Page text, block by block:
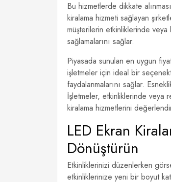
Bu hizmetlerde dikkate
kiralama hizmeti sağlayan
müşterilerin etkinliklerinde
sağlamalarını sağlar.
Piyasada sunulan en uygun
işletmeler için ideal bir
faydalanmalarını sağlar.
İşletmeler, etkinliklerinde veya
kiralama hizmetlerini
LED Ekran
Dönüştürün
Etkinliklerinizi düzenlerken
etkinliklerinize yeni bir boyut